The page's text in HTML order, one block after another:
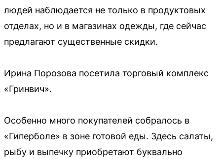
людей наблюдается не только в продуктовых
отделах, но и в магазинах одежды, где сейчас
предлагают существенные скидки.
Ирина Порозова посетила торговый комплекс
«Гринвич».
Особенно много покупателей собралось в
«Гиперболе» в зоне готовой еды. Здесь салаты,
рыбу и выпечку приобретают буквально